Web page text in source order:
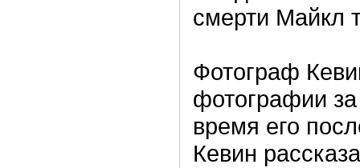
смерти Майкл
Фотограф
фотографии
время его
Кевин